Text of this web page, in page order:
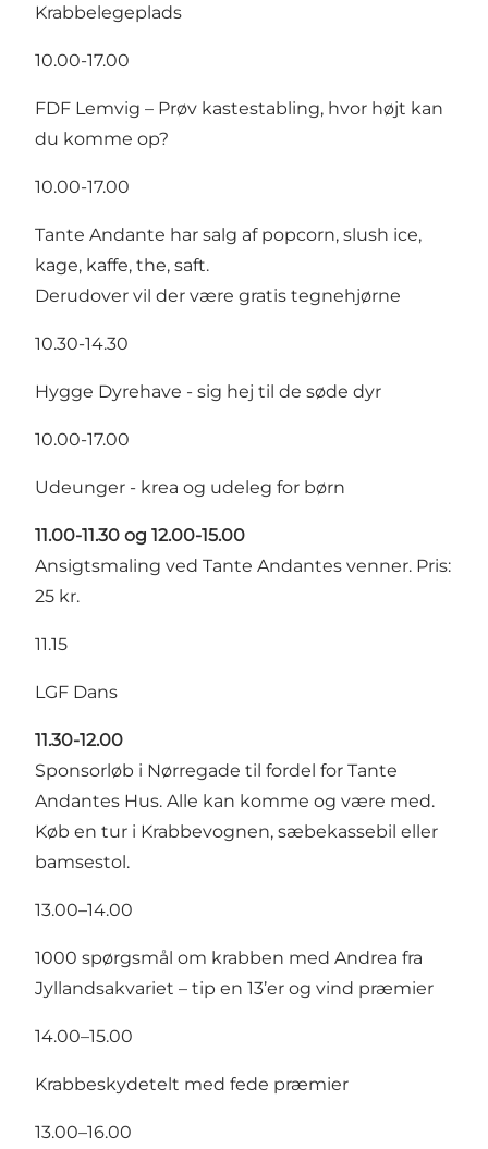
Krabbelegeplads
10.00-17.00
FDF Lemvig – Prøv kastestabling, hvor højt kan
du komme op?
10.00-17.00
Tante Andante har salg af popcorn, slush ice,
kage, kaffe, the, saft.
Derudover vil der være gratis tegnehjørne
10.30-14.30
Hygge Dyrehave - sig hej til de søde dyr
10.00-17.00
Udeunger - krea og udeleg for børn
11.00-11.30 og 12.00-15.00
Ansigtsmaling ved Tante Andantes venner. Pris:
25 kr.
11.15
LGF Dans
11.30-12.00
Sponsorløb i Nørregade til fordel for Tante
Andantes Hus. Alle kan komme og være med.
Køb en tur i Krabbevognen, sæbekassebil eller
bamsestol.
13.00–14.00
1000 spørgsmål om krabben med Andrea fra
Jyllandsakvariet – tip en 13’er og vind præmier
14.00–15.00
Krabbeskydetelt med fede præmier
13.00–16.00